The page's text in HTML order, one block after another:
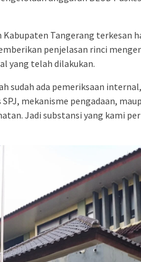
Tangerang terkesan
penjelasan rinci
yang telah dilakukan.
sudah ada pemeriksaan
mekanisme pengadaan,
Jadi substansi yang kami